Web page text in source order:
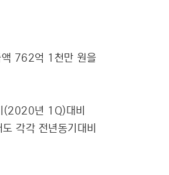
762억 1천만 원을
(2020년 1Q)대비
각각 전년동기대비